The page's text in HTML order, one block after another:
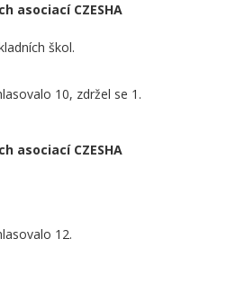
asociací CZESHA
škol.
10, zdržel se 1.
asociací CZESHA
12.